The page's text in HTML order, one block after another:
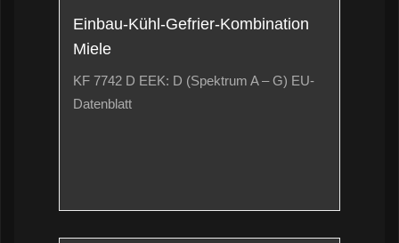
Einbau-Kühl-Gefrier-Kombination
Miele
KF 7742 D EEK: D (Spektrum A – G) EU-
Datenblatt